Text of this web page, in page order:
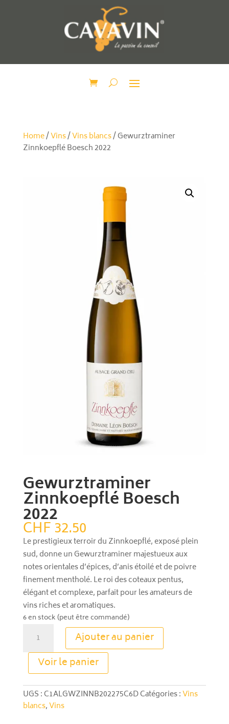
Home/Vins/Vins blancs/ Gewurztraminer
Zinnkoepflé Boesch 2022
Gewurztraminer
Zinnkoepflé Boesch
2022
CHF32.50
Le prestigieux terroir du Zinnkoepflé, exposé plein
sud, donne un Gewurztraminer majestueux aux
notes orientales d’épices, d’anis étoilé et de poivre
finement mentholé. Le roi des coteaux pentus,
élégant et complexe, parfait pour les amateurs de
vins riches et aromatiques.
6 en stock (peut être commandé)
Gewurztraminer
Zinnkoepflé
Boesch
2022
Ajouter au panier
Voir le panier
A
l
e
UGS :C1ALGWZINNB202275C6DCatégories :Vins
blancs,Vins